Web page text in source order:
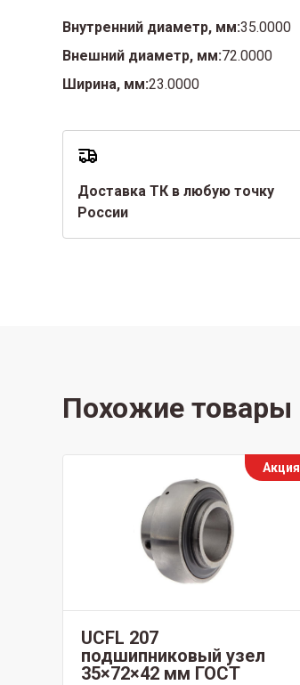
Внутренний диаметр, мм:35.0000
Внешний диаметр, мм:72.0000
Ширина, мм:23.0000
Доставка ТК в любую точку
России
Похожие товары
Акция
UCFL 207
подшипниковый узел
35×72×42 мм ГОСТ